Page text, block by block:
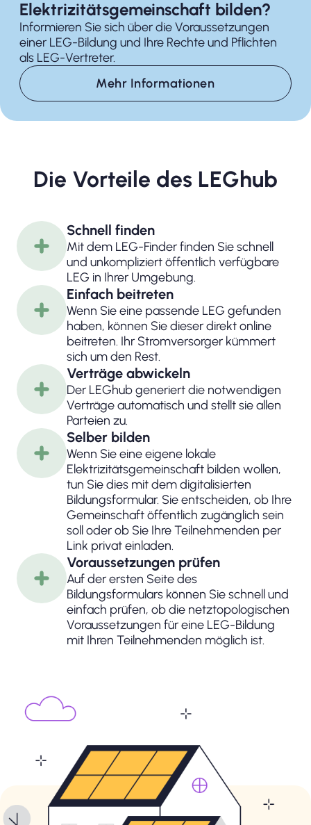
Elektrizitätsgemeinschaft bilden?
Informieren Sie sich über die Voraussetzungen
einer LEG-Bildung und Ihre Rechte und Pflichten
als LEG-Vertreter.
Mehr Informationen
Die Vorteile des LEGhub
Schnell finden
Mit dem LEG-Finder finden Sie schnell
und unkompliziert öffentlich verfügbare
LEG in Ihrer Umgebung.
Einfach beitreten
Wenn Sie eine passende LEG gefunden
haben, können Sie dieser direkt online
beitreten. Ihr Stromversorger kümmert
sich um den Rest.
Verträge abwickeln
Der LEGhub generiert die notwendigen
Verträge automatisch und stellt sie allen
Parteien zu.
Selber bilden
Wenn Sie eine eigene lokale
Elektrizitätsgemeinschaft bilden wollen,
tun Sie dies mit dem digitalisierten
Bildungsformular. Sie entscheiden, ob Ihre
Gemeinschaft öffentlich zugänglich sein
soll oder ob Sie Ihre Teilnehmenden per
Link privat einladen.
Voraussetzungen prüfen
Auf der ersten Seite des
Bildungsformulars können Sie schnell und
einfach prüfen, ob die netztopologischen
Voraussetzungen für eine LEG-Bildung
mit Ihren Teilnehmenden möglich ist.